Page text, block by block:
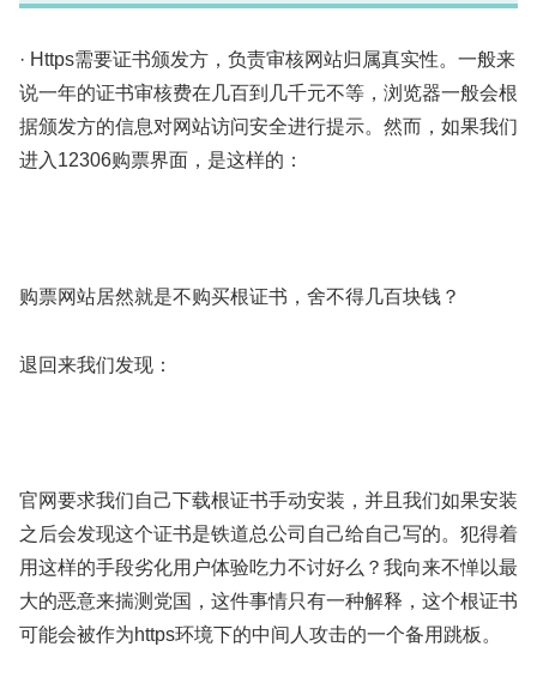
· Https需要证书颁发方，负责审核网站归属真实性。一般来
说一年的证书审核费在几百到几千元不等，浏览器一般会根
据颁发方的信息对网站访问安全进行提示。然而，如果我们
进入12306购票界面，是这样的：
购票网站居然就是不购买根证书，舍不得几百块钱？
退回来我们发现：
官网要求我们自己下载根证书手动安装，并且我们如果安装
之后会发现这个证书是铁道总公司自己给自己写的。犯得着
用这样的手段劣化用户体验吃力不讨好么？我向来不惮以最
大的恶意来揣测党国，这件事情只有一种解释，这个根证书
可能会被作为https环境下的中间人攻击的一个备用跳板。